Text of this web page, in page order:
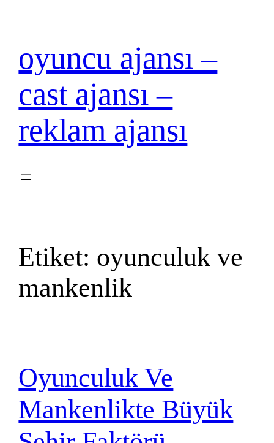
oyuncu ajansı –
cast ajansı –
reklam ajansı
Etiket: oyunculuk ve
mankenlik
Oyunculuk Ve
Mankenlikte Büyük